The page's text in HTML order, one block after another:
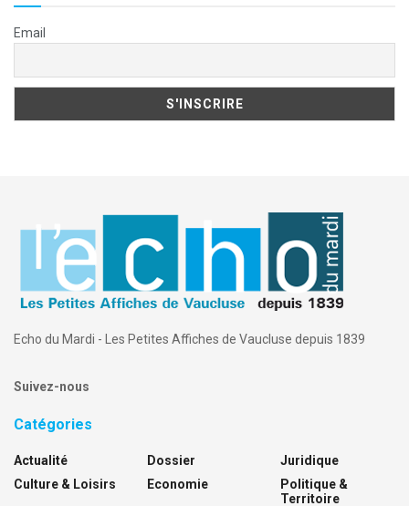
Email
Echo du Mardi - Les Petites Affiches de Vaucluse depuis 1839
Suivez-nous
Catégories
Actualité
Culture & Loisirs
Dossier
Economie
Juridique
Politique &
Territoire